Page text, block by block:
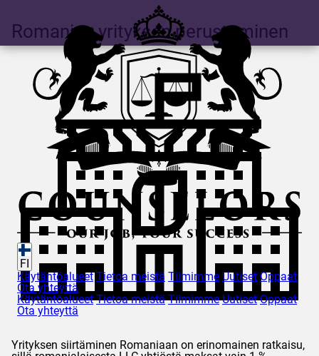
FI
Käytäntöalueet Tietoa meistä Tiimimme Uutiset Oppaat
Ota yhteyttä
Käytäntöalueet Tietoa meistä Tiimimme Uutiset Oppaat
Ota yhteyttä
Romanian yrityksen perustaminen
Yrityksen siirtäminen Romaniaan on erinomainen ratkaisu,